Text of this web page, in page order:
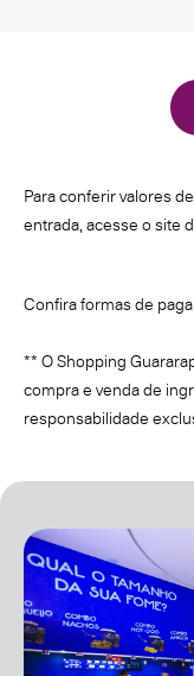
Para conferir valores
entrada, acesse o site
Confira formas de
** O Shopping
compra e venda de
responsabilidade